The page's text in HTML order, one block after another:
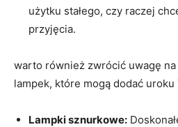
użytku stałego, czy raczej
przyjęcia.
warto również zwrócić uwagę
lampek, które mogą dodać
Lampki sznurkowe: